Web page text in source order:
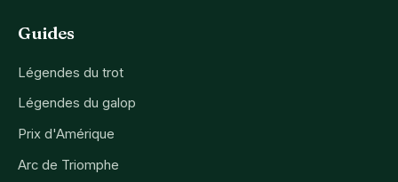
Guides
Légendes du trot
Légendes du galop
Prix d'Amérique
Arc de Triomphe